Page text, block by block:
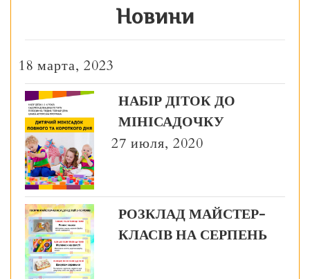
Новини
18 марта, 2023
НАБІР ДІТОК ДО
МІНІСАДОЧКУ
27 июля, 2020
РОЗКЛАД МАЙСТЕР-
КЛАСІВ НА СЕРПЕНЬ